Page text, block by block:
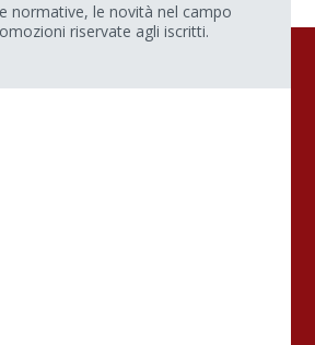
normative, le novità nel campo
riservate agli iscritti.